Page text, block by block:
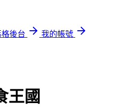
後台
我的帳號
王國